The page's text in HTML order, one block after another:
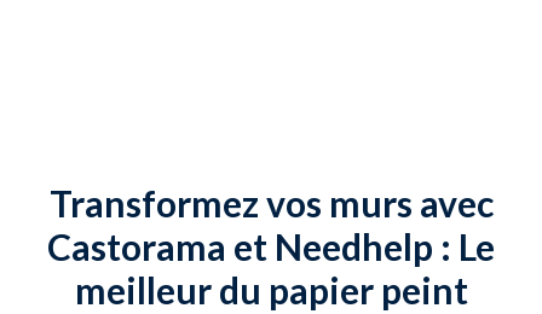
Transformez vos murs avec
Castorama et Needhelp : Le
meilleur du papier peint